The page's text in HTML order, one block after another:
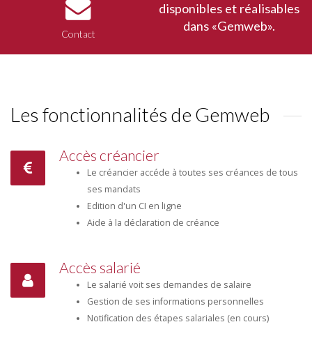
Contact
disponibles et réalisables
dans «Gemweb».
Les fonctionnalités de Gemweb
Accès créancier
Le créancier accéde à toutes ses créances de tous
ses mandats
Edition d'un CI en ligne
Aide à la déclaration de créance
Accès salarié
Le salarié voit ses demandes de salaire
Gestion de ses informations personnelles
Notification des étapes salariales (en cours)